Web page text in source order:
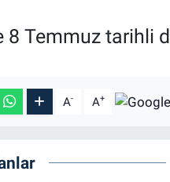
8 Temmuz tarihli
A- A+